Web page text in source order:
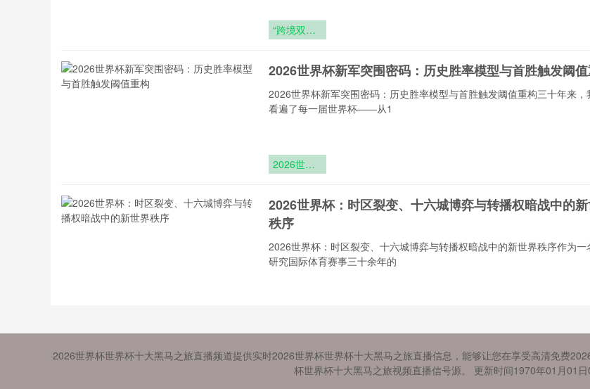
“跨境双城
杯闪电观赛
通道”
2026世界杯新军突围密码：历史胜率模型与首胜触发阈
2026世界杯新军突围密码：历史胜率模型与首胜触发阈值重构三十年来，
看遍了每一届世界杯——从1
2026世界
胜率模型与
首胜触发阈
2026世界杯：时区裂变、十六城博弈与转播权暗战中的
秩序
2026世界杯：时区裂变、十六城博弈与转播权暗战中的新世界秩序作为一
研究国际体育赛事三十余年的
权暗战中的
新世界秩序
2026世界杯新解：淘汰赛看瞬间爆发，联赛靠长线续航
2026世界杯新解：淘汰赛看瞬间爆发，联赛靠长线续航作为一名深耕体育
十余年的评估专家，我见证过
2026世界杯世界杯十大黑马之旅直播频道提供实时2026世界杯世界杯十大黑马之旅直播信息，能够让您在享受高清免费
杯世界杯十大黑马之旅视频直播信号源。 更新时间1970年01月01